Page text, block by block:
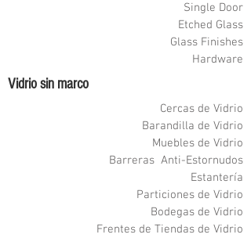
Single Door
Etched Glass
Glass Finishes
Hardware
Vidrio sin marco
Cercas de Vidrio
Barandilla de Vidrio
Muebles de Vidrio
Barreras Anti-Estornudos
Estantería
Particiones de Vidrio
Bodegas de Vidrio
Frentes de Tiendas de Vidrio